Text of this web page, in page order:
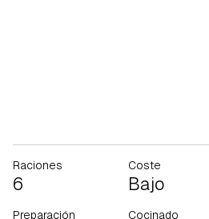
Raciones
6
Coste
Bajo
Preparación Cocinado